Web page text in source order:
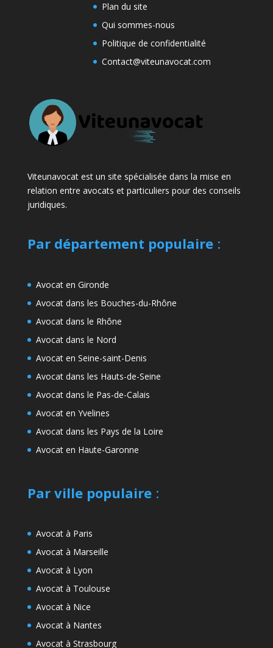
Plan du site
Qui sommes-nous
Politique de confidentialité
Contact@viteunavocat.com
Viteunavocat est un site spécialisée dans la mise en
relation entre avocats et particuliers pour des conseils
juridiques.
Par département populaire:
Avocat en Gironde
Avocat dans les Bouches-du-Rhône
Avocat dans le Rhône
Avocat dans le Nord
Avocat en Seine-saint-Denis
Avocat dans les Hauts-de-Seine
Avocat dans le Pas-de-Calais
Avocat en Yvelines
Avocat dans les Pays de la Loire
Avocat en Haute-Garonne
Par ville populaire:
Avocat à Paris
Avocat à Marseille
Avocat à Lyon
Avocat à Toulouse
Avocat à Nice
Avocat à Nantes
Avocat à Strasbourg